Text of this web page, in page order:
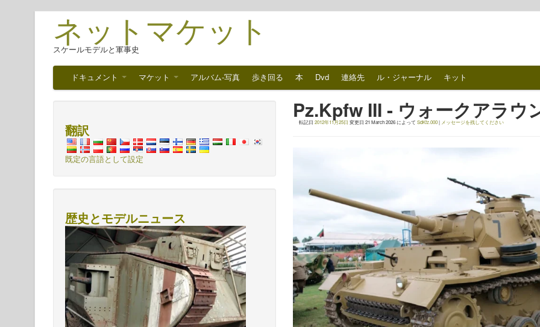
ネットマケット
スケールモデルと軍事史
ドキュメント マケット アルバム-写真 歩き回る 本 Dvd 連絡先 ル・ジャーナル キット
Pz.Kpfw III - ウォークアラウ
転記日 2012年11月25日 変更日 21 March 2026によって SdKfz.000| メッセージを残してください
翻訳
既定の言語として設定
歴史とモデルニュース